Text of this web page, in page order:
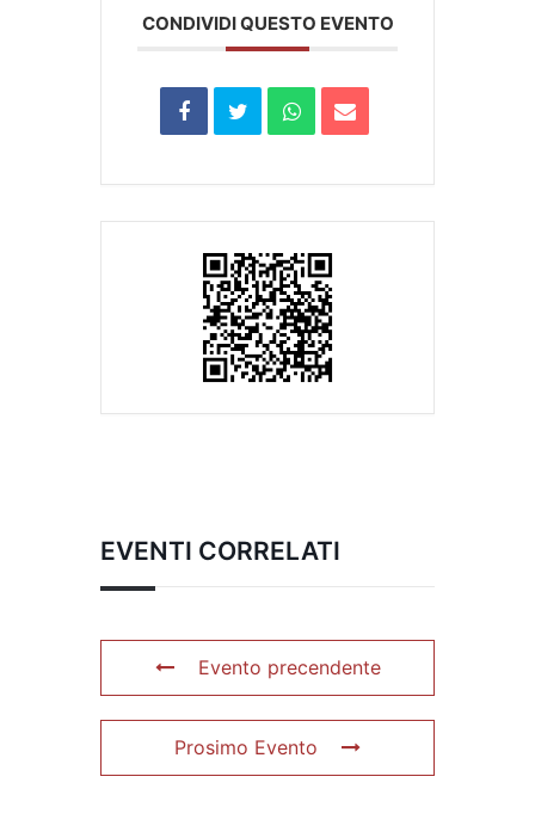
CONDIVIDI QUESTO EVENTO
EVENTI CORRELATI
Evento precendente
Prosimo Evento